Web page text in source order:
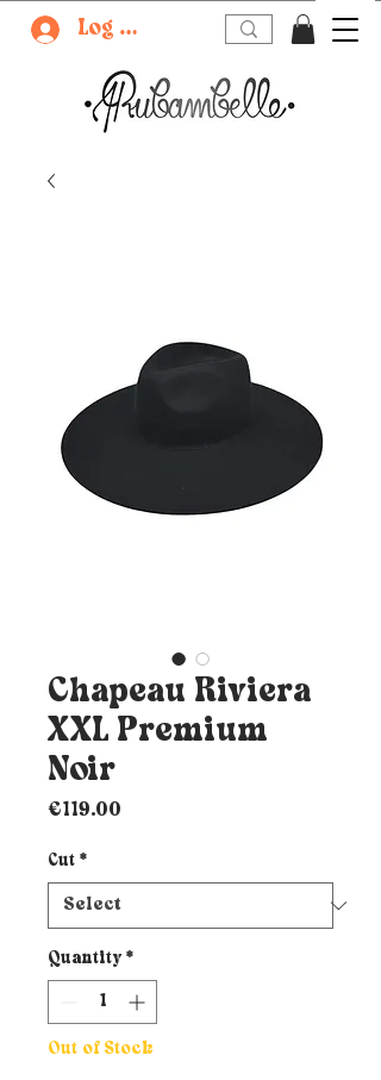
Log In
Chapeau Riviera
XXL Premium
Noir
€119.00
Cut *
Quantity *
Out of Stock